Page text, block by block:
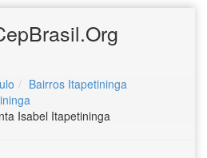
Bairros Itapetininga
Isabel Itapetininga